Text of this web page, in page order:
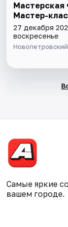
Мастерская
Мастер-
27 декабря
воскресенье
Самые яркие
вашем городе.